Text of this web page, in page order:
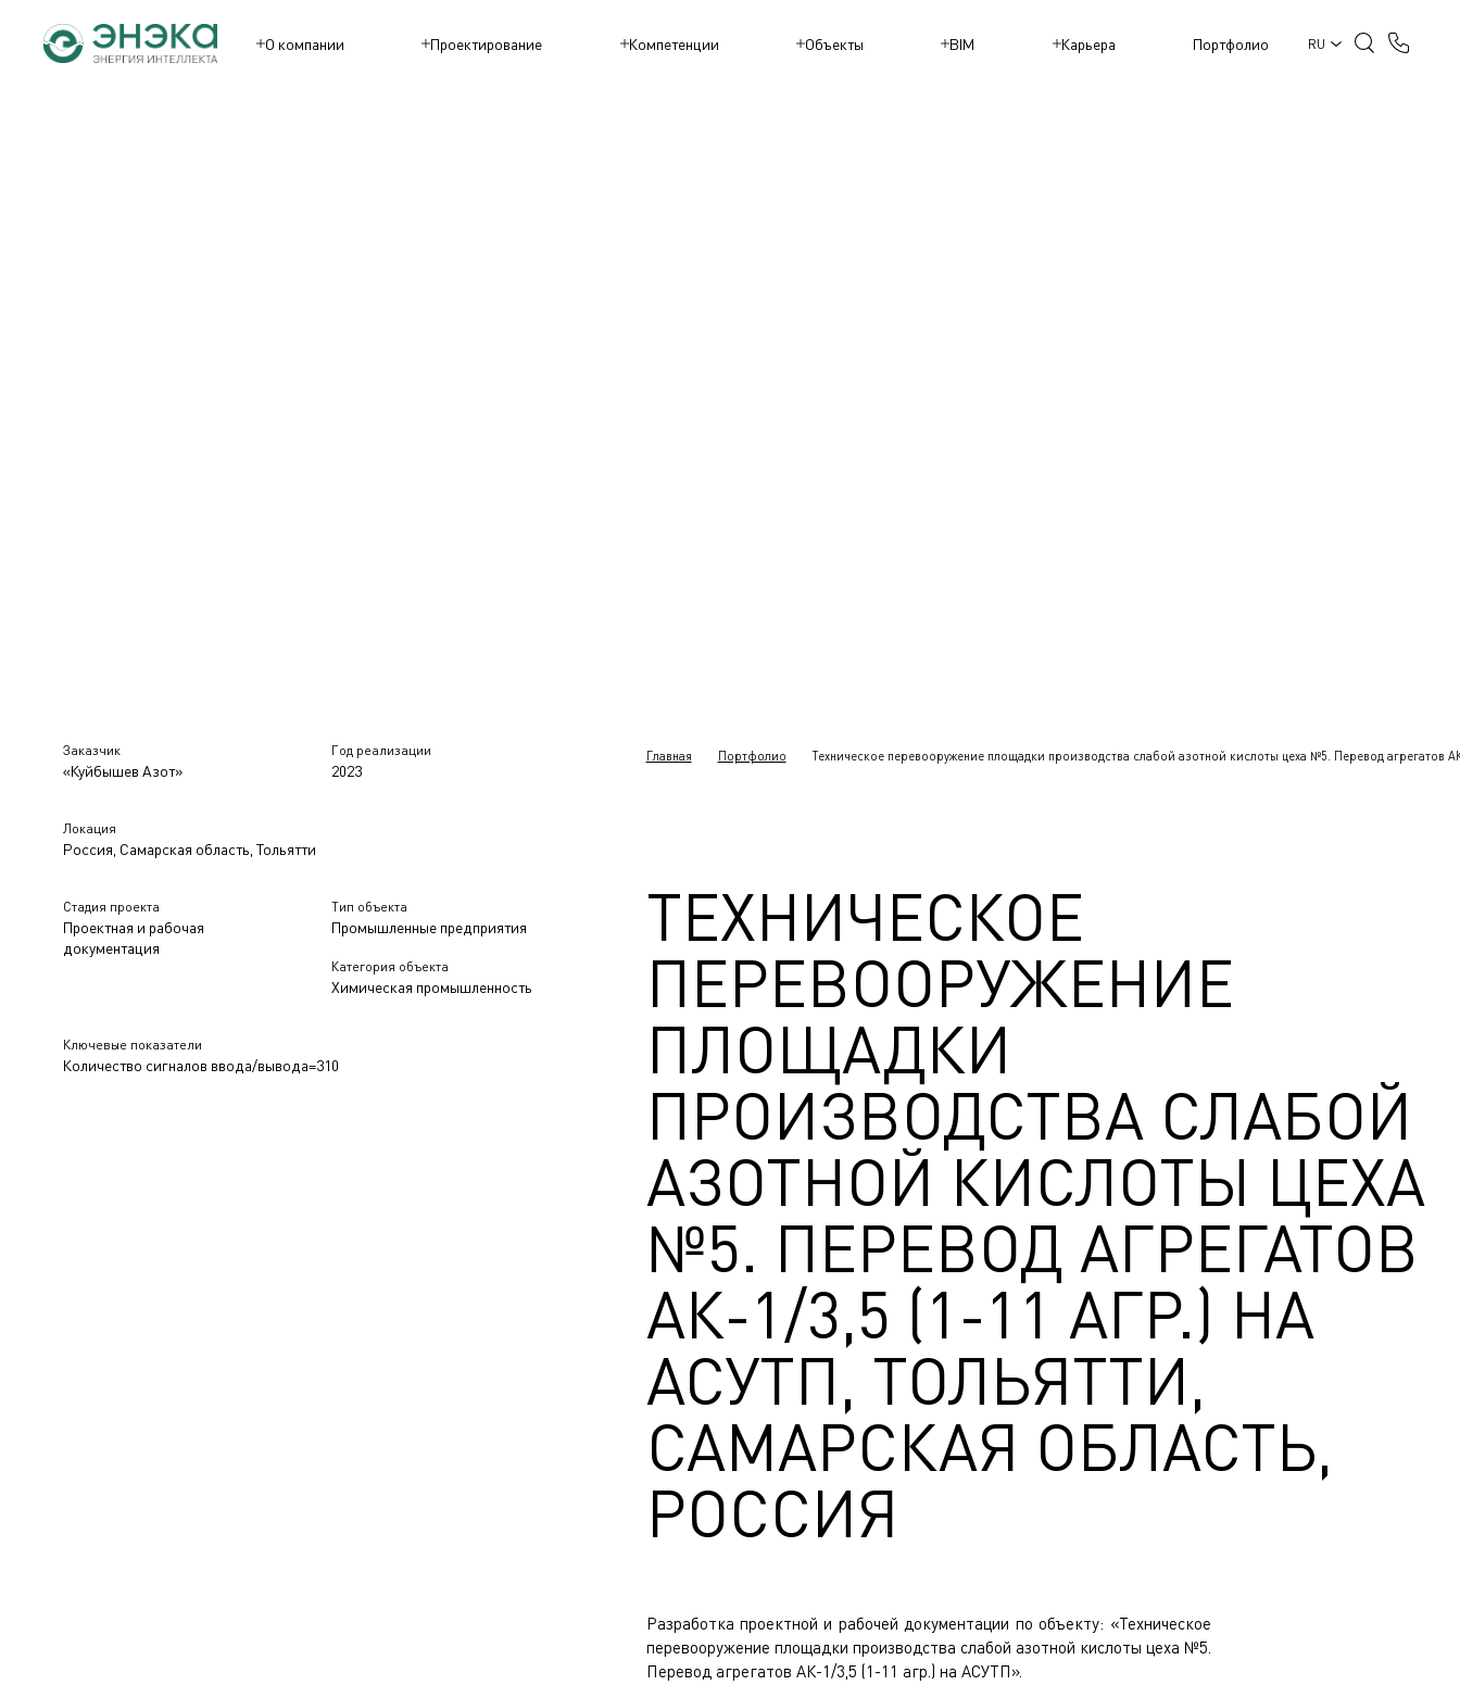
О компании Проектирование Компетенции Объекты BIM Карьера Портфолио RU
Заказчик
«Куйбышев Азот»
Год реализации
2023
Локация
Россия, Самарская область, Тольятти
Стадия проекта
Проектная и рабочая
документация
Тип объекта
Промышленные предприятия
Категория объекта
Химическая промышленность
Ключевые показатели
Количество сигналов ввода/вывода=310
Главная Портфолио Техническое перевооружение площадки производства слабой азотной кислоты цеха №5. Перевод агрегатов
ТЕХНИЧЕСКОЕ
ПЕРЕВООРУЖЕНИЕ
ПЛОЩАДКИ
ПРОИЗВОДСТВА СЛАБОЙ
АЗОТНОЙ КИСЛОТЫ ЦЕХА
№5. ПЕРЕВОД АГРЕГАТОВ
АК-1/3,5 (1-11 АГР.) НА
АСУТП, ТОЛЬЯТТИ,
САМАРСКАЯ ОБЛАСТЬ,
РОССИЯ
Разработка проектной и рабочей документации по объекту: «Техническое
перевооружение площадки производства слабой азотной кислоты цеха №5.
Перевод агрегатов АК-1/3,5 (1-11 агр.) на АСУТП».